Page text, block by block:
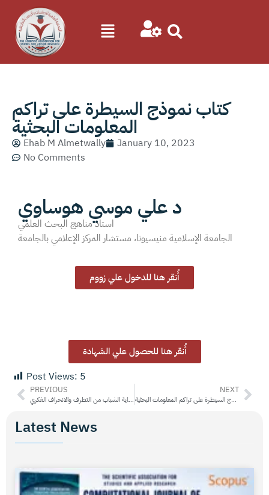
كتاب نموذج السيطرة على تراكم
المعلومات البحثية
Ehab M Almetwally
January 10, 2023
No Comments
د علي موسي هوساوي
استاذ مناهج البحث العلمي
الجامعة الإسلامية منيسيوتا، مستشار المركز الإعلامي بالجامعة
أُنقر هنا للدخول علي زووم
أُنقر هنا للحصول علي الشهادة
Post Views: 5
PREVIOUS
دور الحوار التربوي في وقاية الشباب من التطرف والانحراف الفكري
NEXT
وقفات وإضاءات على كتاب نموذج السيطرة على تراكم المعلومات البحثية
Latest News